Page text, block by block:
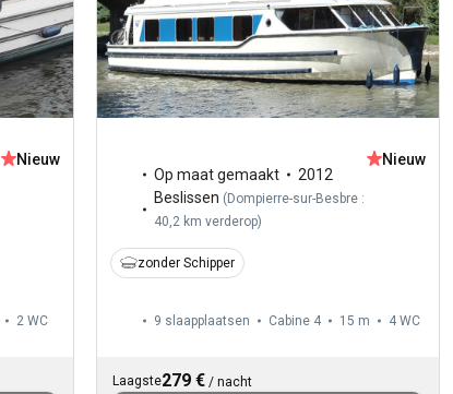
Nieuw
2 WC
Op maat gemaakt
2012
Beslissen (Dompierre-sur-Besbre :
40,2 km verderop)
Nieuw
zonder Schipper
9 slaapplaatsen Cabine 4 15 m 4 WC
Laagste279 € /nacht